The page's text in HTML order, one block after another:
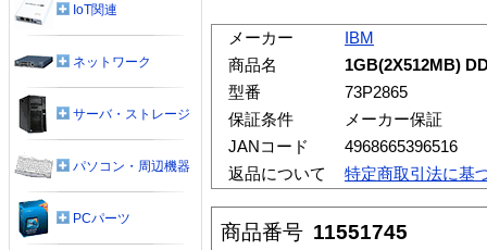
メーカー
IBM
商品名
1GB(2X512MB)
型番
73P2865
保証条件
メーカー保証
JANコード
4968665396516
返品について
特定商取引法に基
商品番号 11551745
IoT関連
ネットワーク
サーバ・ストレージ
パソコン・周辺機器
PCパーツ